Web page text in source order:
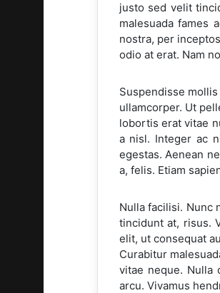
justo sed velit
malesuada fames
nostra, per
odio at erat. Nam
Suspendisse
ullamcorper. Ut
lobortis erat vitae
a nisl. Integer ac
egestas. Aenean
a, felis. Etiam
Nulla facilisi. Nunc
tincidunt at, risus.
elit, ut consequat
Curabitur
vitae neque. Nulla
arcu. Vivamus